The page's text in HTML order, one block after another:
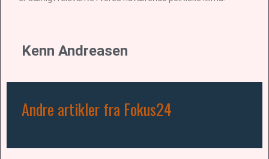
Kenn Andreasen
Andre artikler fra Fokus24